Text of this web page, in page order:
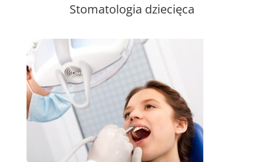
Stomatologia dziecięca